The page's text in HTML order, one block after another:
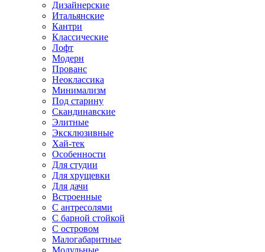
Дизайнерские
Итальянские
Кантри
Классические
Лофт
Модерн
Прованс
Неоклассика
Минимализм
Под старину
Скандинавские
Элитные
Эксклюзивные
Хай-тек
Особенности
Для студии
Для хрущевки
Для дачи
Встроенные
С антресолями
С барной стойкой
С островом
Малогабаритные
Модульные